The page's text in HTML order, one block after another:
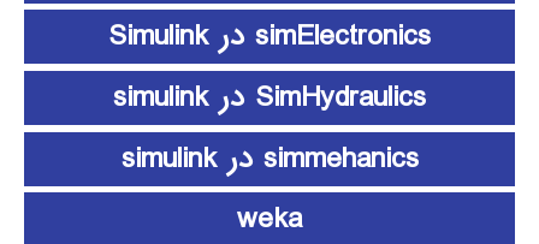
simElectronics در Simulink
SimHydraulics در simulink
simmehanics در simulink
weka